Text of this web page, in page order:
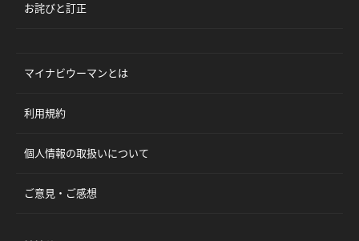
お詫びと訂正
マイナビウーマンとは
利用規約
個人情報の取扱いについて
ご意見・ご感想